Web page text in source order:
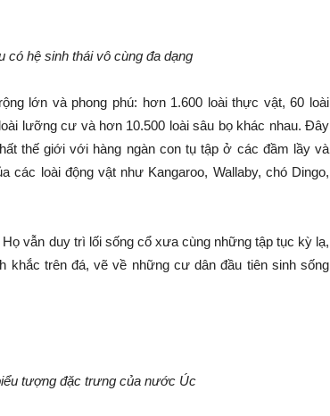
có hệ sinh thái vô cùng đa dạng
lớn và phong phú: hơn 1.600 loài thực vật, 60 loài
lưỡng cư và hơn 10.500 loài sâu bọ khác nhau. Đây
thế giới với hàng ngàn con tụ tập ở các đầm lầy và
các loài động vật như Kangaroo, Wallaby, chó Dingo,
vẫn duy trì lối sống cổ xưa cùng những tập tục kỳ lạ,
trên đá, vẽ về những cư dân đầu tiên sinh sống
tượng đặc trưng của nước Úc